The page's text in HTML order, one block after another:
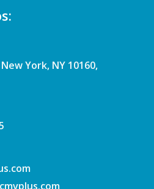
York, NY 10160,